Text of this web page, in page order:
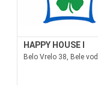
HAPPY HOUSE I
Belo Vrelo 38, Bele